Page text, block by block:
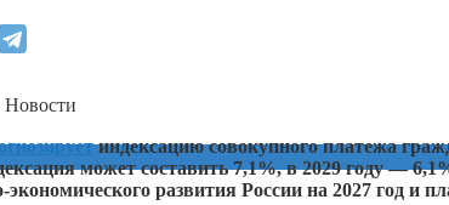
индексацию совокупного платежа
может составить 7,1%, в 2029 году —
развития России на 2027 год и